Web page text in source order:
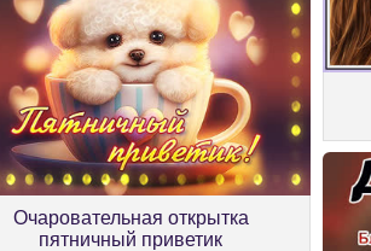
Очаровательная открытка
пятничный приветик